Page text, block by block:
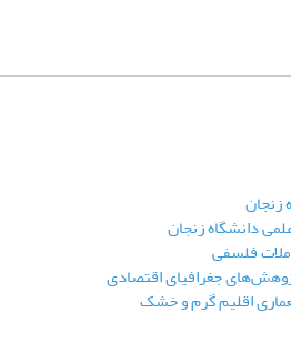
زنجان
دانشگاه زنجان
فلسفی
جغرافیای اقتصادی
اقلیم گرم و خشک